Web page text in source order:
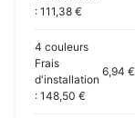
: 111,38 €
4 couleurs
Frais
d'installation
: 148,50 €
6,94 €